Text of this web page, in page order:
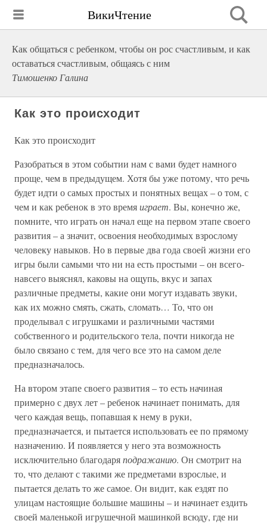
ВикиЧтение
Как общаться с ребенком, чтобы он рос счастливым, и как
оставаться счастливым, общаясь с ним
Тимошенко Галина
Как это происходит
Как это происходит
Разобраться в этом событии нам с вами будет намного
проще, чем в предыдущем. Хотя бы уже потому, что речь
будет идти о самых простых и понятных вещах – о том, с
чем и как ребенок в это времяиграет. Вы, конечно же,
помните, что играть он начал еще на первом этапе своего
развития – а значит, освоения необходимых взрослому
человеку навыков. Но в первые два года своей жизни его
игры были самыми что ни на есть простыми – он всего-
навсего выяснял, каковы на ощупь, вкус и запах
различные предметы, какие они могут издавать звуки,
как их можно смять, сжать, сломать… То, что он
проделывал с игрушками и различными частями
собственного и родительского тела, почти никогда не
было связано с тем, для чего все это на самом деле
предназначалось.
На втором этапе своего развития – то есть начиная
примерно с двух лет – ребенок начинает понимать, для
чего каждая вещь, попавшая к нему в руки,
предназначается, и пытается использовать ее по прямому
назначению. И появляется у него эта возможность
исключительно благодаряподражанию. Он смотрит на
то, что делают с такими же предметами взрослые, и
пытается делать то же самое. Он видит, как ездят по
улицам настоящие большие машины – и начинает ездить
своей маленькой игрушечной машинкой всюду, где ни